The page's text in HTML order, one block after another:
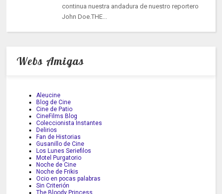
continua nuestra andadura de nuestro reportero
John Doe.THE...
Webs Amigas
Aleucine
Blog de Cine
Cine de Patio
CineFilms Blog
Coleccionista Instantes
Delirios
Fan de Historias
Gusanillo de Cine
Los Lunes Seriefilos
Motel Purgatorio
Noche de Cine
Noche de Frikis
Ocio en pocas palabras
Sin Criterión
The Bloody Princess